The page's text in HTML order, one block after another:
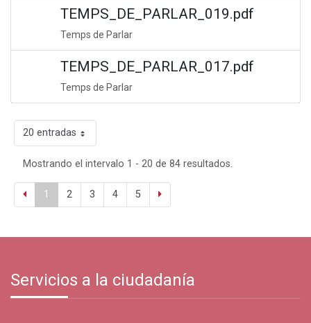
TEMPS_DE_PARLAR_019.pdf
Temps de Parlar
TEMPS_DE_PARLAR_017.pdf
Temps de Parlar
20 entradas
Mostrando el intervalo 1 - 20 de 84 resultados.
1 2 3 4 5
Servicios a la ciudadanía